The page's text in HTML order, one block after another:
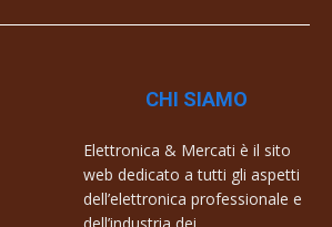
CHI SIAMO
Elettronica & Mercati è il sito
web dedicato a tutti gli aspetti
dell’elettronica professionale e